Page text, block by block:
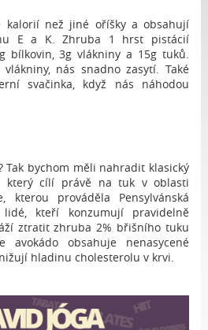
kalorií než jiné oříšky a obsahují
E a K. Zhruba 1 hrst pistácií
bílkovin, 3g vlákniny a 15g tuků.
nás snadno zasytí. Také
svačinka, když nás náhodou
Tak bychom měli nahradit klasický
který cílí právě na tuk v oblasti
kterou prováděla Pensylvánská
kteří konzumují pravidelně
ztratit zhruba 2% břišního tuku
obsahuje nenasycené
hladinu cholesterolu v krvi.